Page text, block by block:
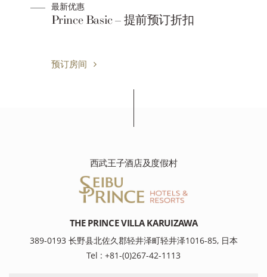
最新优惠
Prince Basic – 提前预订折扣
预订房间
西武王子酒店及度假村
THE PRINCE VILLA KARUIZAWA
389-0193 长野县北佐久郡轻井泽町轻井泽1016-85, 日本
Tel : +81-(0)267-42-1113